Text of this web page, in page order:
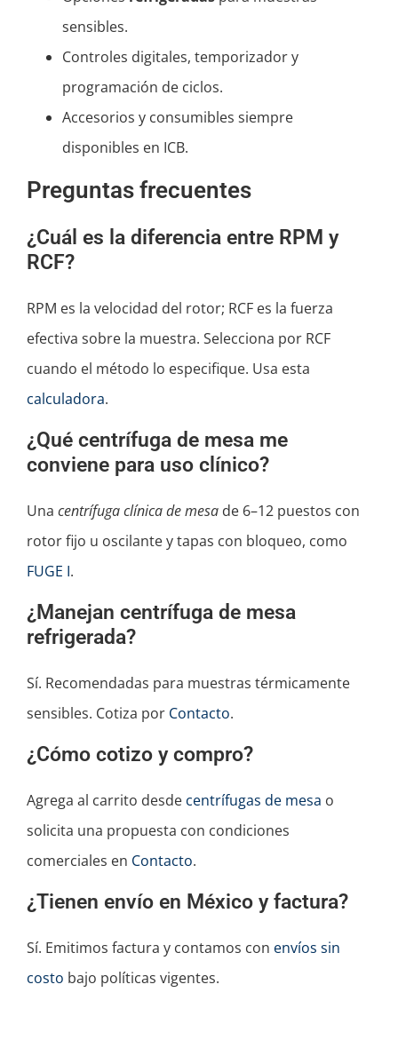
sensibles.
Controles digitales, temporizador y
programación de ciclos.
Accesorios y consumibles siempre
disponibles en ICB.
Preguntas frecuentes
¿Cuál es la diferencia entre RPM y
RCF?
RPM es la velocidad del rotor; RCF es la fuerza
efectiva sobre la muestra. Selecciona por RCF
cuando el método lo especifique. Usa esta
calculadora.
¿Qué centrífuga de mesa me
conviene para uso clínico?
Una centrífuga clínica de mesa de 6–12 puestos con
rotor fijo u oscilante y tapas con bloqueo, como
FUGE I.
¿Manejan centrífuga de mesa
refrigerada?
Sí. Recomendadas para muestras térmicamente
sensibles. Cotiza por Contacto.
¿Cómo cotizo y compro?
Agrega al carrito desde centrífugas de mesa o
solicita una propuesta con condiciones
comerciales en Contacto.
¿Tienen envío en México y factura?
Sí. Emitimos factura y contamos con envíos sin
costo bajo políticas vigentes.